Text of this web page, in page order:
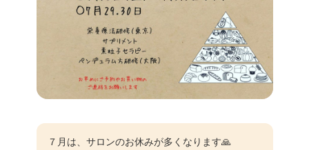
​７月は、サロンのお休みが多くなります🙏